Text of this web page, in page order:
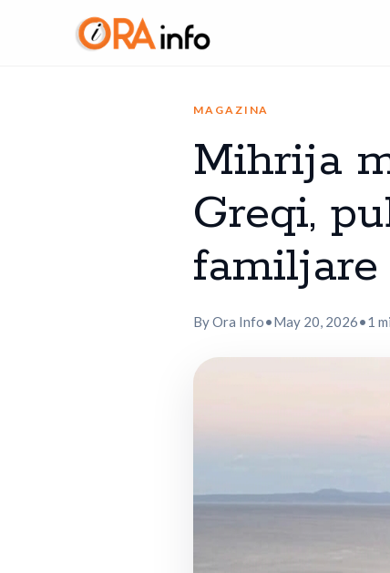
MAGAZINA
Mihrija
Greqi,
familjare
By Ora Info•May 20, 2026•1